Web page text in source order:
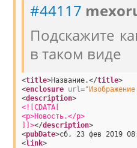
#44117
Подскажите
в таком виде
<title>Название.</title>
<enclosure url =
<description>
<![CDATA[
<p>Новость.</p>
]]></description>
<pubDate>сб, 23 фев 2019
<link>